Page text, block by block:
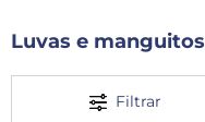
Luvas e manguitos
Filtrar